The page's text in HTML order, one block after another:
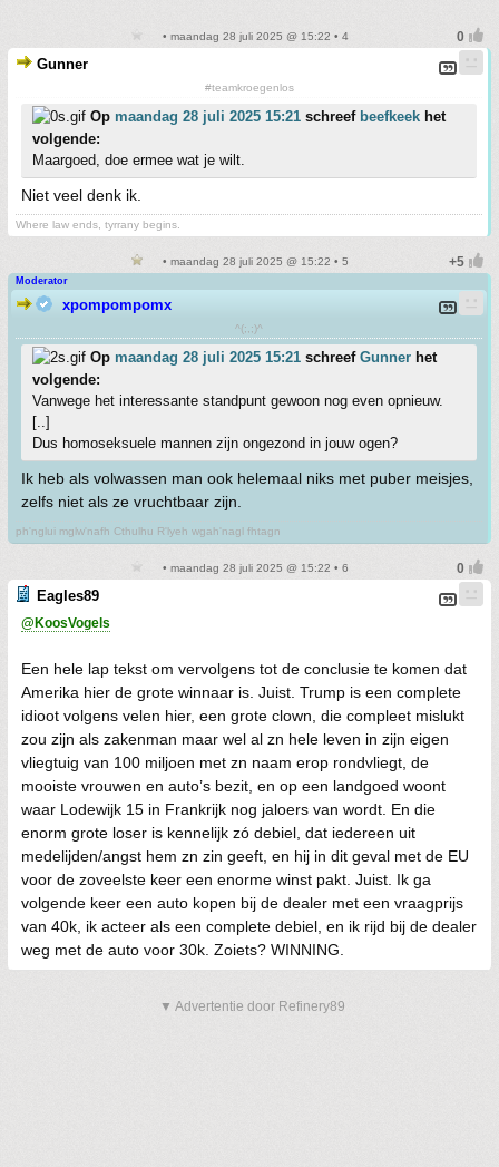
• maandag 28 juli 2025 @ 15:22 • 4
Gunner
#teamkroegenlos
Op maandag 28 juli 2025 15:21 schreef beefkeek het
volgende:
Maargoed, doe ermee wat je wilt.
Niet veel denk ik.
Where law ends, tyrrany begins.
• maandag 28 juli 2025 @ 15:22 • 5
Moderator
xpompompomx
^(;,;)^
Op maandag 28 juli 2025 15:21 schreef Gunner het
volgende:
Vanwege het interessante standpunt gewoon nog even opnieuw.
[..]
Dus homoseksuele mannen zijn ongezond in jouw ogen?
Ik heb als volwassen man ook helemaal niks met puber meisjes,
zelfs niet als ze vruchtbaar zijn.
ph'nglui mglw'nafh Cthulhu R'lyeh wgah'nagl fhtagn
• maandag 28 juli 2025 @ 15:22 • 6
Eagles89
@KoosVogels
Een hele lap tekst om vervolgens tot de conclusie te komen dat
Amerika hier de grote winnaar is. Juist. Trump is een complete
idioot volgens velen hier, een grote clown, die compleet mislukt
zou zijn als zakenman maar wel al zn hele leven in zijn eigen
vliegtuig van 100 miljoen met zn naam erop rondvliegt, de
mooiste vrouwen en auto’s bezit, en op een landgoed woont
waar Lodewijk 15 in Frankrijk nog jaloers van wordt. En die
enorm grote loser is kennelijk zó debiel, dat iedereen uit
medelijden/angst hem zn zin geeft, en hij in dit geval met de EU
voor de zoveelste keer een enorme winst pakt. Juist. Ik ga
volgende keer een auto kopen bij de dealer met een vraagprijs
van 40k, ik acteer als een complete debiel, en ik rijd bij de dealer
weg met de auto voor 30k. Zoiets? WINNING.
▼ Advertentie door Refinery89